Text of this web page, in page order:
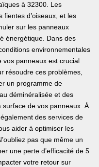
à 32300. Les
fientes d’oiseaux, et les
sur les panneaux
énergétique. Dans des
environnementales
vos panneaux est crucial
résoudre ces problèmes,
un programme de
déminéralisée et des
de vos panneaux. À
des services de
aider à optimiser les
pas que même un
une perte d’efficacité de 5
votre retour sur